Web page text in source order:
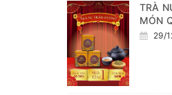
TRÀ
MÓN
29/